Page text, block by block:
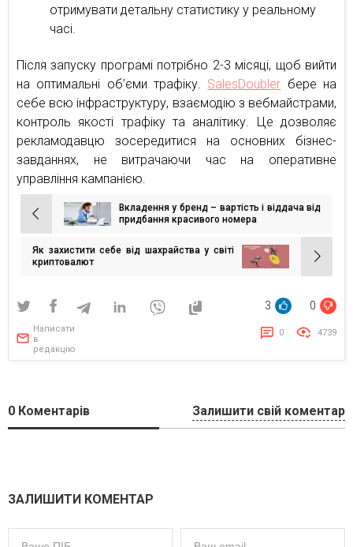
отримувати детальну статистику у реальному
часі.
Після запуску програмі потрібно 2-3 місяці, щоб вийти
на оптимальні об’єми трафіку. SalesDoubler бере на
себе всю інфраструктуру, взаємодію з вебмайстрами,
контроль якості трафіку та аналітику. Це дозволяє
рекламодавцю зосередитися на основних бізнес-
завданнях, не витрачаючи час на оперативне
управління кампанією.
Навігація
записів
Вкладення у бренд – вартість і віддача від
придбання красивого номера
Як захистити себе від шахрайства у світі
криптовалют
3 0
Написати
в
редакцію
0 4739
0 Коментарів Залишити свій коментар
ЗАЛИШИТИ КОМЕНТАР